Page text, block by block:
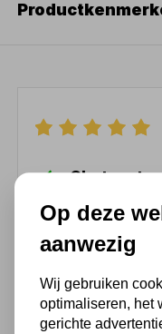
Chat met
Voor
verzonden
548 51 75
1.500 m2
Op deze
aanwezig
Wij gebruiken
optimaliseren, het
gerichte